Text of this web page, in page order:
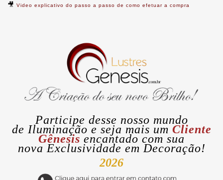
🎥 Video explicativo do passo a passo de como efetuar a compra
Participe desse nosso mundo
de Iluminação e seja mais um Cliente
Gênesis encantado com sua
nova Exclusividade em Decoração!
2026